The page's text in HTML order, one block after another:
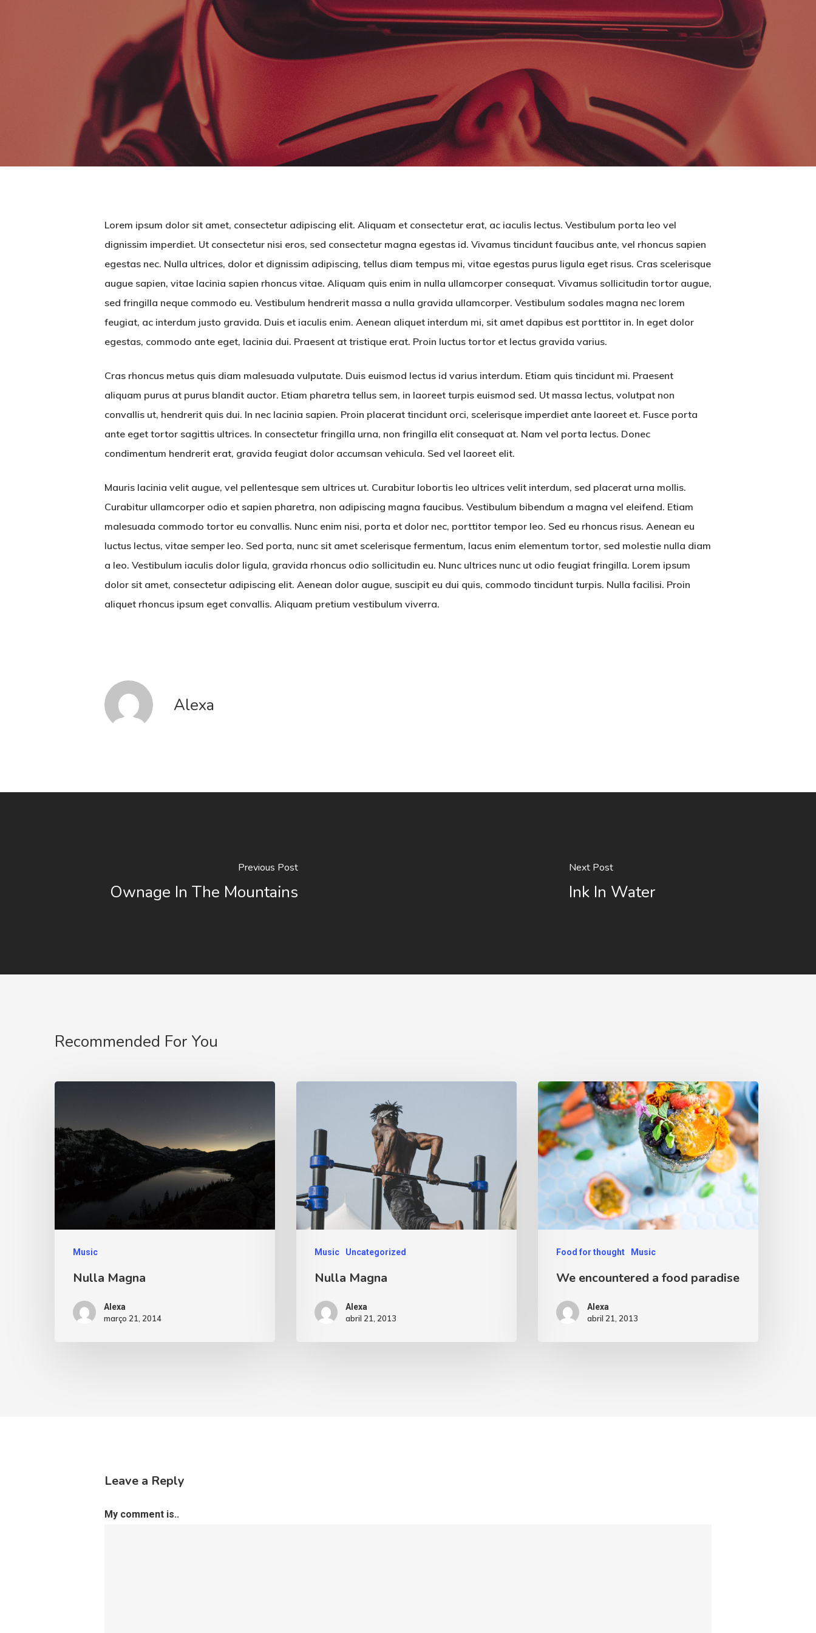
By Alexa No Comments
Lorem ipsum dolor sit amet, consectetur adipiscing elit. Aliquam et consectetur erat, ac iaculis lectus. Vestibulum porta leo vel
dignissim imperdiet. Ut consectetur nisi eros, sed consectetur magna egestas id. Vivamus tincidunt faucibus ante, vel rhoncus sapien
egestas nec. Nulla ultrices, dolor et dignissim adipiscing, tellus diam tempus mi, vitae egestas purus ligula eget risus. Cras scelerisque
augue sapien, vitae lacinia sapien rhoncus vitae. Aliquam quis enim in nulla ullamcorper consequat. Vivamus sollicitudin tortor augue,
sed fringilla neque commodo eu. Vestibulum hendrerit massa a nulla gravida ullamcorper. Vestibulum sodales magna nec lorem
feugiat, ac interdum justo gravida. Duis et iaculis enim. Aenean aliquet interdum mi, sit amet dapibus est porttitor in. In eget dolor
egestas, commodo ante eget, lacinia dui. Praesent at tristique erat. Proin luctus tortor et lectus gravida varius.
Cras rhoncus metus quis diam malesuada vulputate. Duis euismod lectus id varius interdum. Etiam quis tincidunt mi. Praesent
aliquam purus at purus blandit auctor. Etiam pharetra tellus sem, in laoreet turpis euismod sed. Ut massa lectus, volutpat non
convallis ut, hendrerit quis dui. In nec lacinia sapien. Proin placerat tincidunt orci, scelerisque imperdiet ante laoreet et. Fusce porta
ante eget tortor sagittis ultrices. In consectetur fringilla urna, non fringilla elit consequat at. Nam vel porta lectus. Donec
condimentum hendrerit erat, gravida feugiat dolor accumsan vehicula. Sed vel laoreet elit.
Mauris lacinia velit augue, vel pellentesque sem ultrices ut. Curabitur lobortis leo ultrices velit interdum, sed placerat urna mollis.
Curabitur ullamcorper odio et sapien pharetra, non adipiscing magna faucibus. Vestibulum bibendum a magna vel eleifend. Etiam
malesuada commodo tortor eu convallis. Nunc enim nisi, porta et dolor nec, porttitor tempor leo. Sed eu rhoncus risus. Aenean eu
luctus lectus, vitae semper leo. Sed porta, nunc sit amet scelerisque fermentum, lacus enim elementum tortor, sed molestie nulla diam
a leo. Vestibulum iaculis dolor ligula, gravida rhoncus odio sollicitudin eu. Nunc ultrices nunc ut odio feugiat fringilla. Lorem ipsum
dolor sit amet, consectetur adipiscing elit. Aenean dolor augue, suscipit eu dui quis, commodo tincidunt turpis. Nulla facilisi. Proin
aliquet rhoncus ipsum eget convallis. Aliquam pretium vestibulum viverra.
Alexa
Previous Post
Ownage In The Mountains
Next Post
Ink In Water
Recommended For You
Music
Nulla Magna
Alexa
março 21, 2014
Music Uncategorized
Nulla Magna
Alexa
abril 21, 2013
Food for thought Music
We encountered a food paradise
Alexa
abril 21, 2013
Leave a Reply
My comment is..